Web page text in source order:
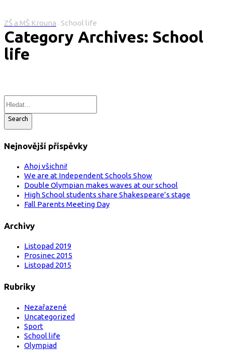
ZŠ a MŠ Krouna > School life
Category Archives: School
life
Search
Nejnovější příspěvky
Ahoj všichni!
We are at Independent Schools Show
Double Olympian makes waves at our school
High School students share Shakespeare’s stage
Fall Parents Meeting Day
Archivy
Listopad 2019
Prosinec 2015
Listopad 2015
Rubriky
Nezařazené
Uncategorized
Sport
School life
Olympiad